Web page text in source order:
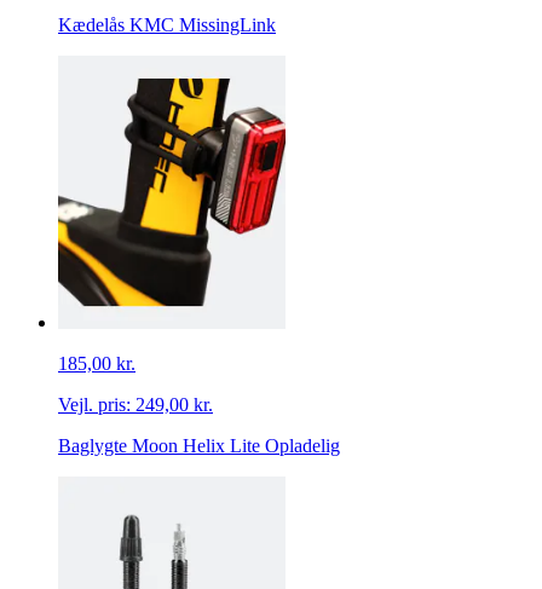
Kædelås KMC MissingLink
185,00 kr.
Vejl. pris: 249,00 kr.
Baglygte Moon Helix Lite Opladelig